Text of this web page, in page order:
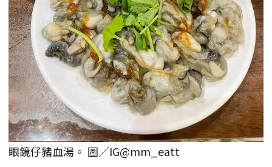
眼鏡仔豬血湯。 圖／IG@mm_eatt